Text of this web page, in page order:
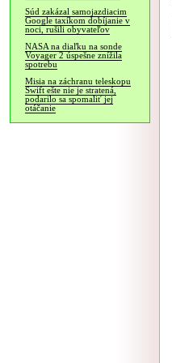
Súd zakázal samojazdiacim
Google taxíkom dobíjanie v
noci, rušili obyvateľov
NASA na diaľku na sonde
Voyager 2 úspešne znížila
spotrebu
Misia na záchranu teleskopu
Swift ešte nie je stratená,
podarilo sa spomaliť jej
otáčanie